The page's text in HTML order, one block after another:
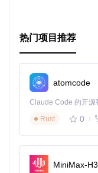
热门项目推荐
atomcode
Rust
0
MiniMax-H3